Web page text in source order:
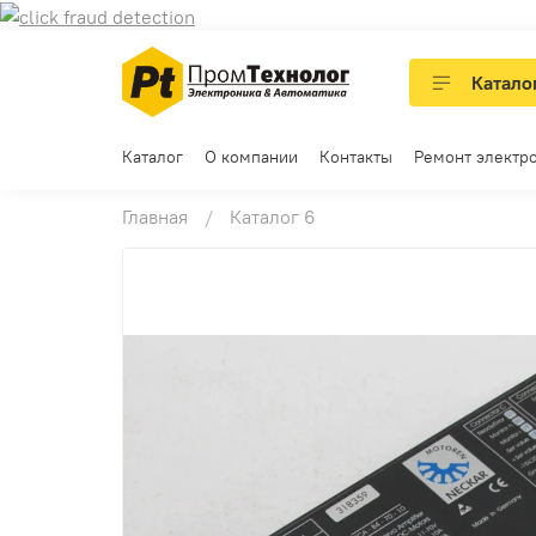
Каталог О компании Контакты Ремонт
Главная Каталог 6